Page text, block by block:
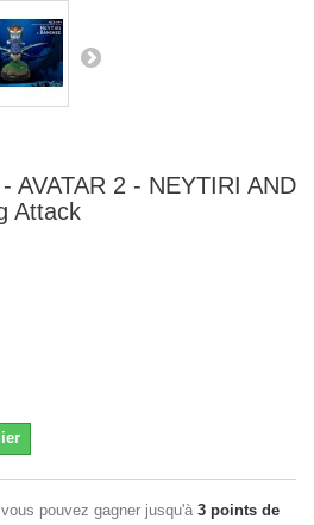
AVATAR 2 - NEYTIRI AND
Attack
pouvez gagner jusqu'à 3 points de